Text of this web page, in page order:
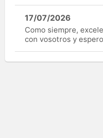
17/07/2026
Como siempre,
con vosotros y